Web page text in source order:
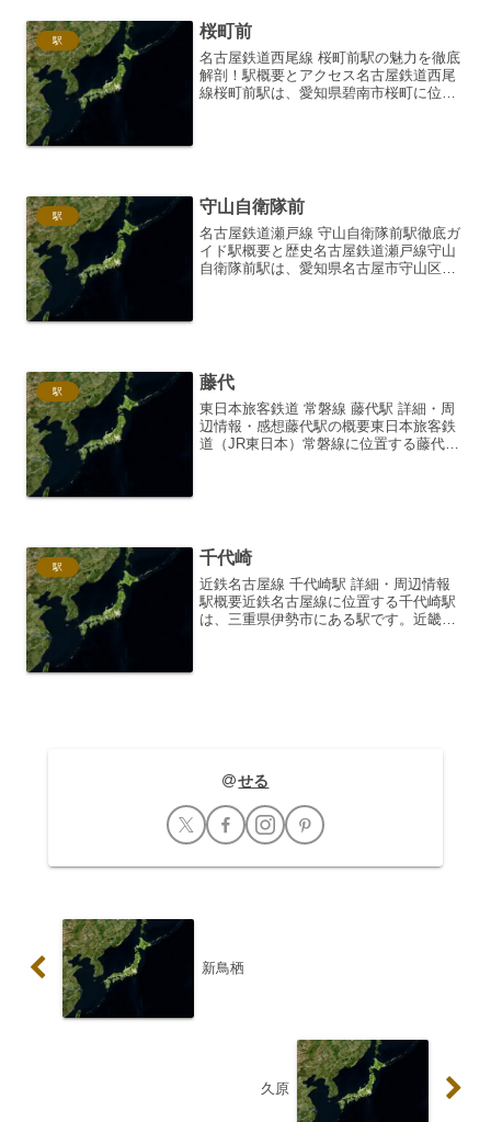
駅 桜町前
名古屋鉄道西尾線 桜町前駅の魅力を徹底
解剖！駅概要とアクセス名古屋鉄道西尾
線桜町前駅は、愛知県碧南市桜町に位置
駅 守山自衛隊前
名古屋鉄道瀬戸線 守山自衛隊前駅徹底ガ
イド駅概要と歴史名古屋鉄道瀬戸線守山
自衛隊前駅は、愛知県名古屋市守山区に
駅 藤代
東日本旅客鉄道 常磐線 藤代駅 詳細・周
辺情報・感想藤代駅の概要東日本旅客鉄
道（JR東日本）常磐線に位置する藤代駅
駅 千代崎
近鉄名古屋線 千代崎駅 詳細・周辺情報
駅概要近鉄名古屋線に位置する千代崎駅
は、三重県伊勢市にある駅です。近畿日
せる
新鳥栖
久原